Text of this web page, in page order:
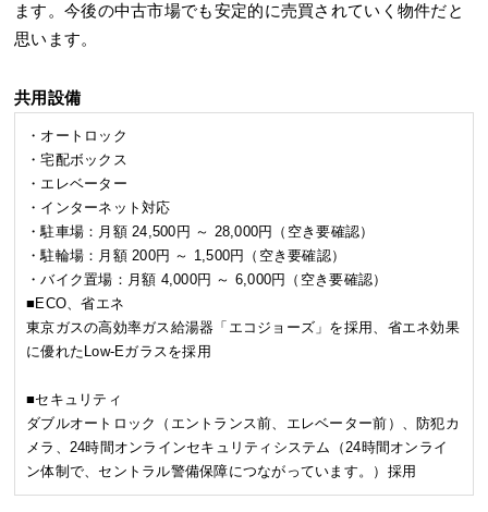
ます。今後の中古市場でも安定的に売買されていく物件だと
思います。
共用設備
・オートロック
・宅配ボックス
・エレベーター
・インターネット対応
・駐車場：月額 24,500円 ～ 28,000円（空き要確認）
・駐輪場：月額 200円 ～ 1,500円（空き要確認）
・バイク置場：月額 4,000円 ～ 6,000円（空き要確認）
■ECO、省エネ
東京ガスの高効率ガス給湯器「エコジョーズ」を採用、省エネ効果
に優れたLow-Eガラスを採用
■セキュリティ
ダブルオートロック（エントランス前、エレベーター前）、防犯カ
メラ、24時間オンラインセキュリティシステム（24時間オンライ
ン体制で、セントラル警備保障につながっています。）採用